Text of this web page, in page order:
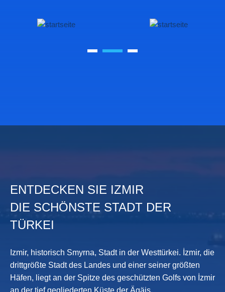
ENTDECKEN SIE IZMIR
DIE SCHÖNSTE STADT DER
Izmir, historisch Smyrna, Stadt in der Westtürkei. İzmir, die
drittgrößte Stadt des Landes und einer seiner größten
Häfen, liegt an der Spitze des geschützten Golfs von İzmir